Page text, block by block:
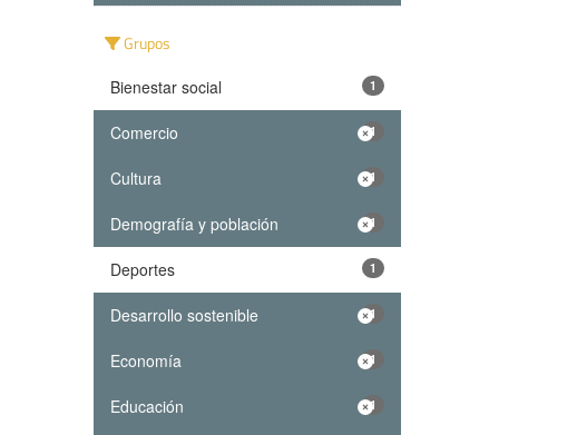
Grupos
Bienestar social 1
Comercio 1
Cultura 1
Demografía y población 1
Deportes 1
Desarrollo sostenible 1
Economía 1
Educación 1